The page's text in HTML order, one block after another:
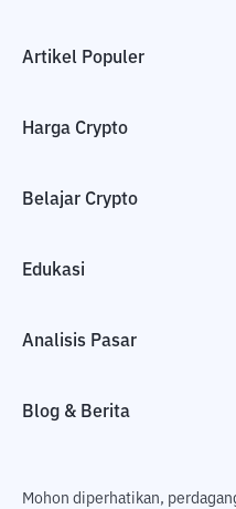
Artikel Populer
Harga Crypto
Belajar Crypto
Edukasi
Analisis Pasar
Blog & Berita
Mohon diperhatikan,